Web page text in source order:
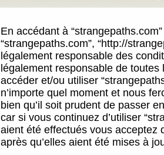
En accédant à
“strangepaths.com”, “http://
légalement responsable des
légalement responsable de
accéder et/ou utiliser
n’importe quel moment et nous
bien qu’il soit prudent de passer
car si vous continuez d’utiliser
aient été effectués vous acceptez
après qu’elles aient été mises à